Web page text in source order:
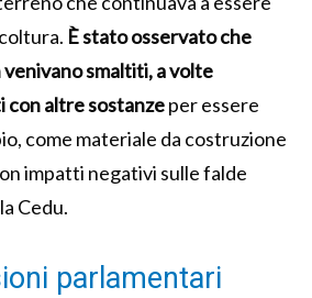
È stato osservato che
smaltiti, a volte
con altre sostanzeper essere
come materiale da costruzione
impatti negativi sulle falde
Cedu.
parlamentari